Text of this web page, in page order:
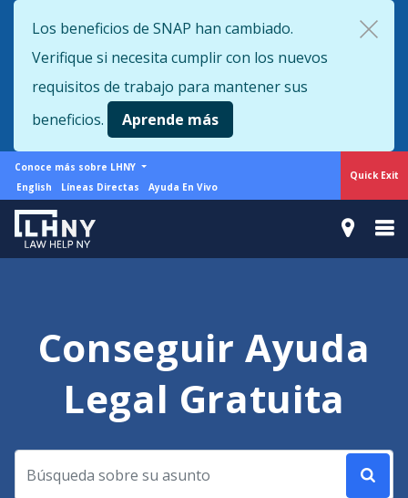
to
main
content
Quick Exit
Los beneficios de SNAP han cambiado.
Verifique si necesita cumplir con los nuevos
requisitos de trabajo para mantener sus
beneficios.
Aprende más
More
from
LHNY
Conoce más sobre LHNY
Support
menu
English Líneas Directas Ayuda En Vivo
Conseguir Ayuda
Legal Gratuita